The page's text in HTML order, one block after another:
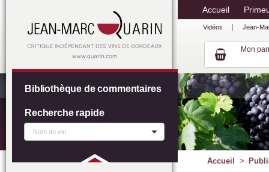
Accueil
Vidéos Jean-
Mon
Accueil
Bibliothèque de commentaires
Recherche rapide